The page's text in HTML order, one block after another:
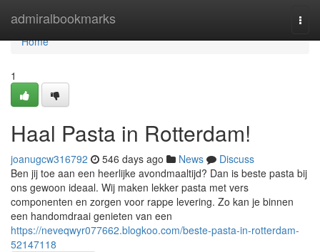
admiralbookmarks
Home
Home
1
Haal Pasta in Rotterdam!
joanugcw316792 546 days ago News
Discuss
Ben jij toe aan een heerlijke avondmaaltijd? Dan is beste pasta bij
ons gewoon ideaal. Wij maken lekker pasta met vers
componenten en zorgen voor rappe levering. Zo kan je binnen
een handomdraai genieten van een
https://neveqwyr077662.blogkoo.com/beste-pasta-in-rotterdam-
52147118